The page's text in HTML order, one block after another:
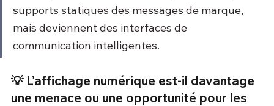
supports statiques des messages de marque,
mais deviennent des interfaces de
communication intelligentes.
💡 L’affichage numérique est-il davantage
une menace ou une opportunité pour les